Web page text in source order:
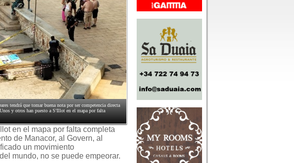
tendrá que tomar buena nota por ser competencia directa
y otros han puesto a S'Illot en el mapa por falta
en el mapa por falta completa
de Manacor, al Govern, al
un movimiento
mundo, no se puede empeorar.